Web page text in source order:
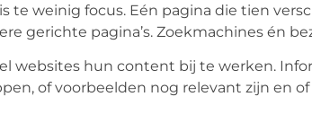
te weinig focus. Eén pagina die tien
gerichte pagina’s. Zoekmachines én
websites hun content bij te werken.
of voorbeelden nog relevant zijn en